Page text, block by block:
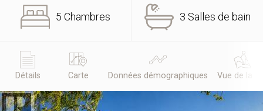
5 Chambres 3 Salles de bain
Détails Carte Données démographiques Vue de la